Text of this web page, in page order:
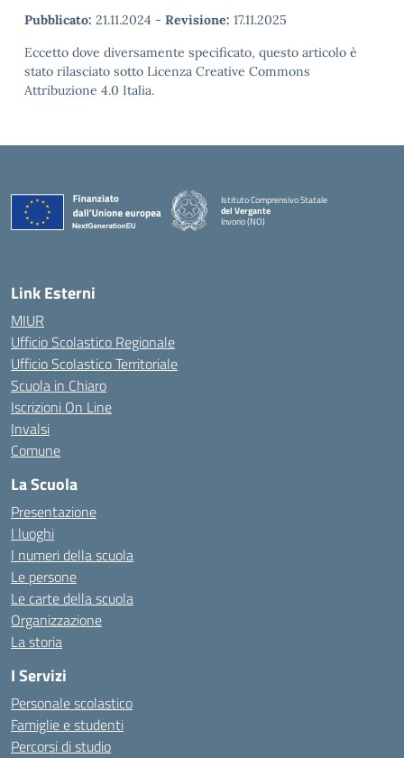
Pubblicato: 21.11.2024 - Revisione: 17.11.2025
Eccetto dove diversamente specificato, questo articolo è
stato rilasciato sotto Licenza Creative Commons
Attribuzione 4.0 Italia.
Istituto Comprensivo Statale
del Vergante
Invorio (NO)
Link Esterni
MIUR
Ufficio Scolastico Regionale
Ufficio Scolastico Territoriale
Scuola in Chiaro
Iscrizioni On Line
Invalsi
Comune
La Scuola
Presentazione
I luoghi
I numeri della scuola
Le persone
Le carte della scuola
Organizzazione
La storia
I Servizi
Personale scolastico
Famiglie e studenti
Percorsi di studio